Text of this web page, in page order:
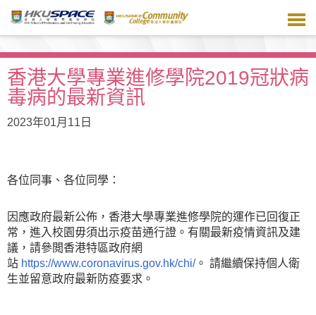
主
容香港大學專業進修學院2019冠狀病
毒病的最新資訊
2023年01月11日
各位同事、各位同學：
因應政府最新公佈，香港大學專業進修學院的運作已回復正
常，進入校園毋須出示疫苗通行證。有關最新疫情資訊及建
議，請參閲香港特區政府網
站 https://www.coronavirus.gov.hk/chi/。 請繼續保持個人衛
生並留意政府最新防疫要求。